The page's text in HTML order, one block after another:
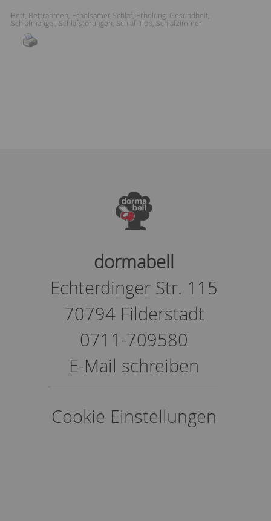
Bett Bettrahmen Erholsamer Schlaf Erholung Gesundheit
Schlafmangel Schlafstörungen Schlaf-Tipp Schlafzimmer
dormabell
Echterdinger Str. 115
70794 Filderstadt
0711-709580
E-Mail schreiben
Cookie Einstellungen